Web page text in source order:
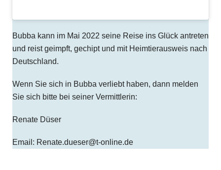
Bubba kann im Mai 2022 seine Reise ins Glück antreten
und reist geimpft, gechipt und mit Heimtierausweis nach
Deutschland.
Wenn Sie sich in Bubba verliebt haben, dann melden
Sie sich bitte bei seiner Vermittlerin:
Renate Düser
Email: Renate.dueser@t-online.de